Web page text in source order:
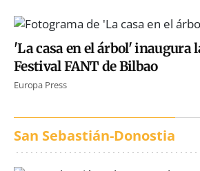
'La casa en el árbol' inaugura
Festival FANT de Bilbao
Europa Press
San Sebastián-Donostia